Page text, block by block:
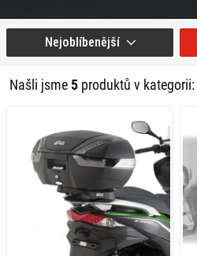
Našli jsme5 produktů v kategorii:
Nejoblíbenější